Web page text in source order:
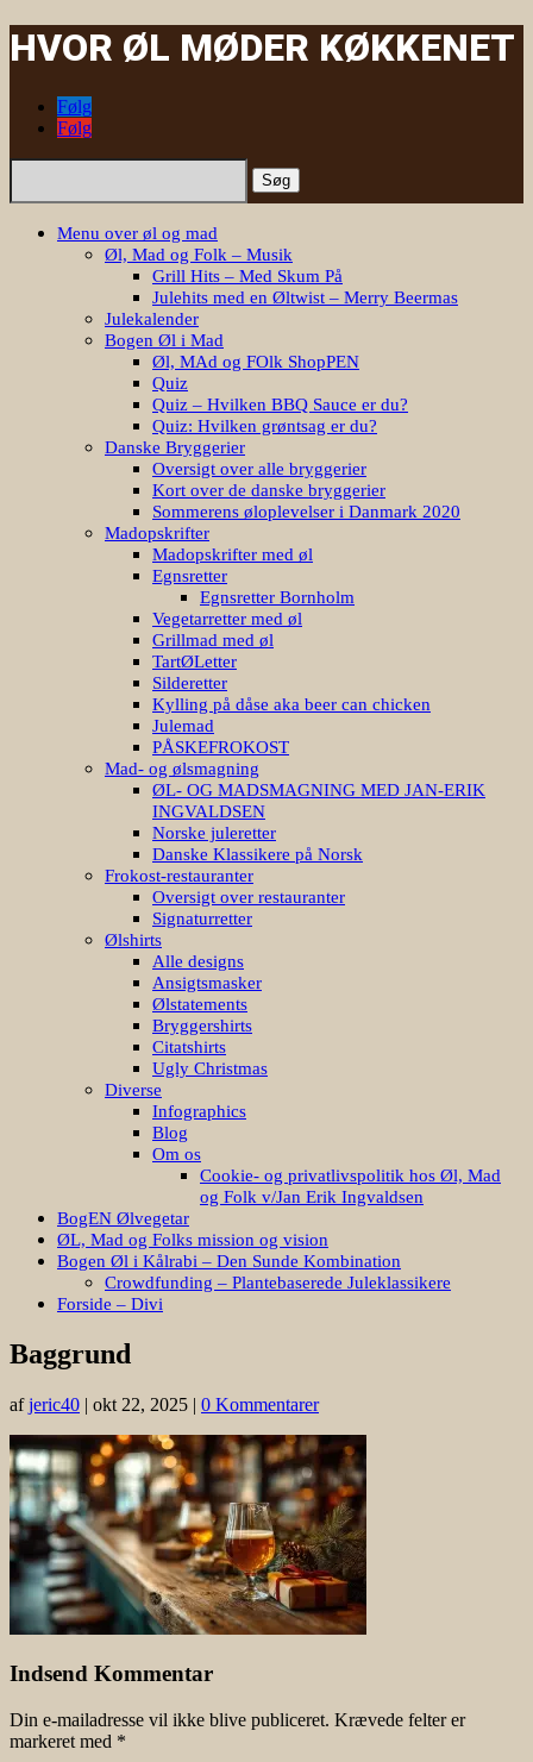
HVOR ØL MØDER KØKKENET
Følg
Følg
Søg
Menu over øl og mad
Øl, Mad og Folk – Musik
Grill Hits – Med Skum På
Julehits med en Øltwist – Merry Beermas
Julekalender
Bogen Øl i Mad
Øl, MAd og FOlk ShopPEN
Quiz
Quiz – Hvilken BBQ Sauce er du?
Quiz: Hvilken grøntsag er du?
Danske Bryggerier
Oversigt over alle bryggerier
Kort over de danske bryggerier
Sommerens øloplevelser i Danmark 2020
Madopskrifter
Madopskrifter med øl
Egnsretter
Egnsretter Bornholm
Vegetarretter med øl
Grillmad med øl
TartØLetter
Silderetter
Kylling på dåse aka beer can chicken
Julemad
PÅSKEFROKOST
Mad- og ølsmagning
ØL- OG MADSMAGNING MED JAN-ERIK
INGVALDSEN
Norske juleretter
Danske Klassikere på Norsk
Frokost-restauranter
Oversigt over restauranter
Signaturretter
Ølshirts
Alle designs
Ansigtsmasker
Ølstatements
Bryggershirts
Citatshirts
Ugly Christmas
Diverse
Infographics
Blog
Om os
Cookie- og privatlivspolitik hos Øl, Mad
og Folk v/Jan Erik Ingvaldsen
BogEN Ølvegetar
ØL, Mad og Folks mission og vision
Bogen Øl i Kålrabi – Den Sunde Kombination
Crowdfunding – Plantebaserede Juleklassikere
Forside – Divi
Baggrund
afjeric40 | okt 22, 2025 | 0 Kommentarer
Indsend Kommentar
Din e-mailadresse vil ikke blive publiceret. Krævede felter er
markeret med *